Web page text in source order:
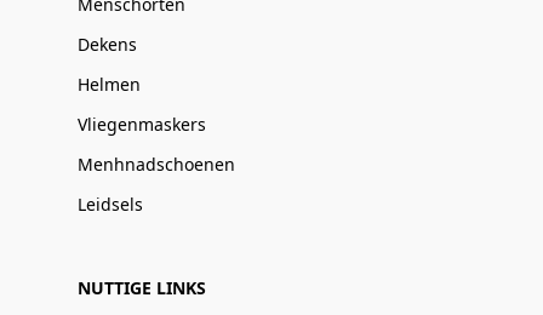
Dekens
Helmen
Vliegenmaskers
Menhnadschoenen
Leidsels
NUTTIGE LINKS